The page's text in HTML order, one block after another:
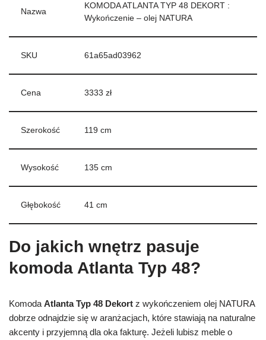
Nazwa
KOMODA ATLANTA TYP 48 DEKORT :
Wykończenie – olej NATURA
SKU 61a65ad03962
Cena 3333 zł
Szerokość 119 cm
Wysokość 135 cm
Głębokość 41 cm
Do jakich wnętrz pasuje
komoda Atlanta Typ 48?
Komoda Atlanta Typ 48 Dekort z wykończeniem olej NATURA
dobrze odnajdzie się w aranżacjach, które stawiają na naturalne
akcenty i przyjemną dla oka fakturę. Jeżeli lubisz meble o